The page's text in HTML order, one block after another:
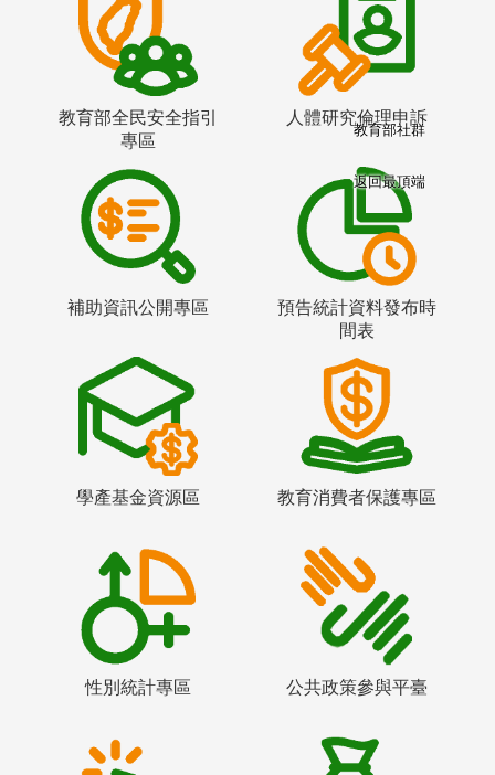
教育部全民安全指引
專區
人體研究倫理申訴
補助資訊公開專區
預告統計資料發布時
間表
學產基金資源區 教育消費者保護專區
性別統計專區 公共政策參與平臺
教育部社群
返回最頂端